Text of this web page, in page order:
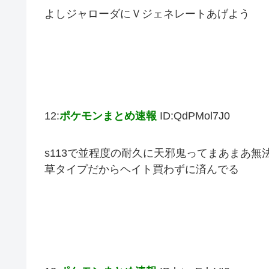
よしジャローダにＶジェネレートあげよう
12:ポケモンまとめ速報 ID:QdPMol7J0
s113で並程度の耐久に天邪鬼ってまあまあ無
草タイプだからヘイト買わずに済んでる